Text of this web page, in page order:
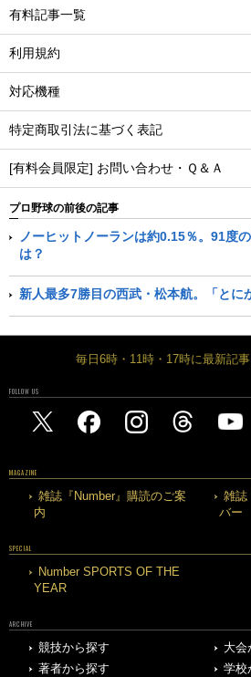
有料記事一覧
利用規約
対応機種
特定商取引法に基づく表記
[有料会員限定] お問い合わせ・Ｑ＆Ａ
プロ野球の前後の記事
ノーヒットノーランは約0.15％。91度
は？
新人最多7勝目の西武・松本航。「とに
毎日6時・11時・17時に最新記
FOLLOW US
MAGAZINE
雑誌『Number』購読のご案
内
雑誌
バー
SPECIAL
Number SPORTS OF THE
YEAR
ARCHIVE
競技から探す
大会
著者から探す
学校